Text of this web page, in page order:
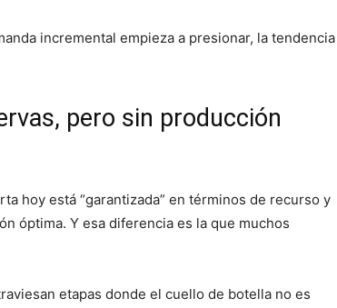
incremental empieza a presionar, la tendencia
pero sin producción
hoy está “garantizada” en términos de recurso y
óptima. Y esa diferencia es la que muchos
etapas donde el cuello de botella no es